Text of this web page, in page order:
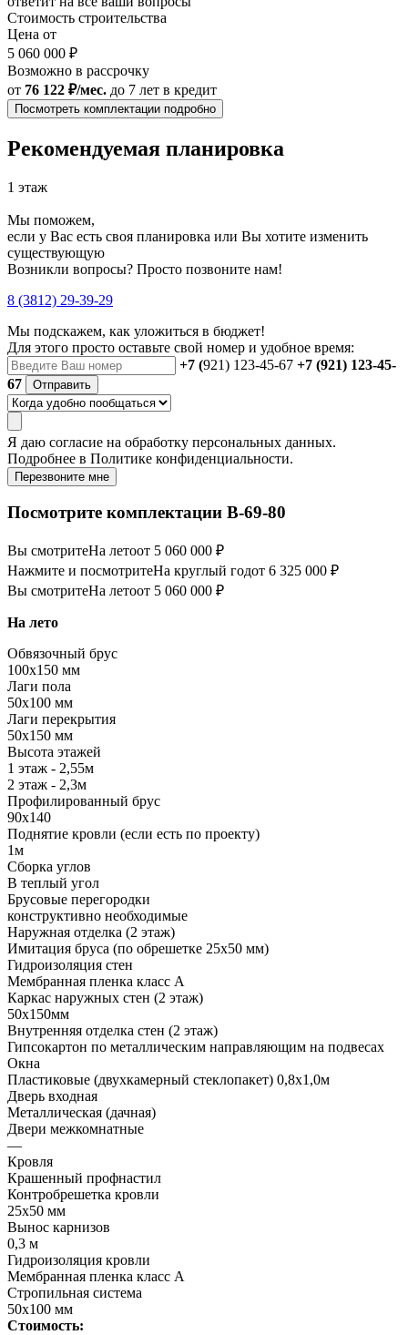
Стоимость строительства
Цена от
5 060 000 ₽
Возможно в рассрочку
от 76 122 ₽/мес. до 7 лет в кредит
Посмотреть комплектации подробно
Рекомендуемая планировка
1 этаж
Мы поможем,
если у Вас есть своя планировка или Вы хотите изменить
существующую
Возникли вопросы? Просто позвоните нам!
8 (3812) 29-39-29
Мы подскажем, как уложиться в бюджет!
Для этого просто оставьте свой номер и удобное время:
+7 (921) 123-45-67 +7 (921) 123-45-
67
Отправить
Я даю согласие на обработку персональных данных.
Подробнее в Политике конфиденциальности.
Перезвоните мне
Посмотрите комплектации В-69-80
Вы смотритеНа летоот 5 060 000 ₽
Нажмите и посмотритеНа круглый годот 6 325 000 ₽
Вы смотритеНа летоот 5 060 000 ₽
На лето
Обвязочный брус
100х150 мм
Лаги пола
50х100 мм
Лаги перекрытия
50х150 мм
Высота этажей
1 этаж - 2,55м
2 этаж - 2,3м
Профилированный брус
90х140
Поднятие кровли (если есть по проекту)
1м
Сборка углов
В теплый угол
Брусовые перегородки
конструктивно необходимые
Наружная отделка (2 этаж)
Имитация бруса (по обрешетке 25х50 мм)
Гидроизоляция стен
Мембранная пленка класс А
Каркас наружных стен (2 этаж)
50х150мм
Внутренняя отделка стен (2 этаж)
Гипсокартон по металлическим направляющим на подвесах
Окна
Пластиковые (двухкамерный стеклопакет) 0,8х1,0м
Дверь входная
Металлическая (дачная)
Двери межкомнатные
—
Кровля
Крашенный профнастил
Контробрешетка кровли
25х50 мм
Вынос карнизов
0,3 м
Гидроизоляция кровли
Мембранная пленка класс А
Стропильная система
50х100 мм
Стоимость: